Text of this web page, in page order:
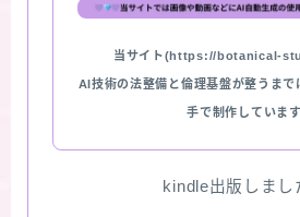
当サイト(https://botanical-
AI技術の法整備と倫理基盤が整うまで
手で制作しています
kindle出版しまし